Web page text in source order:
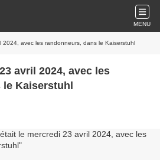
MENU
2024, avec les randonneurs, dans le Kaiserstuhl
avril 2024, avec les
Kaiserstuhl